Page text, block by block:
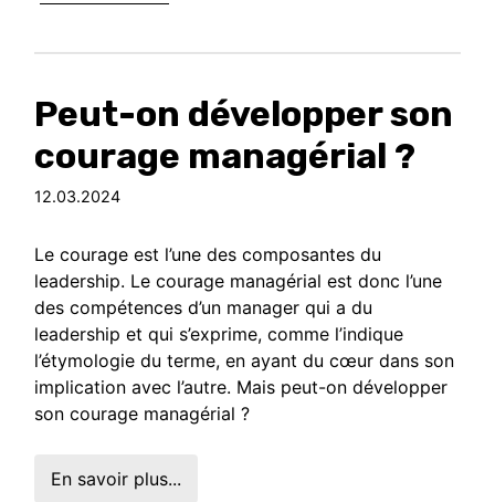
Peut-on développer son
courage managérial ?
12.03.2024
Le courage est l’une des composantes du
leadership. Le courage managérial est donc l’une
des compétences d’un manager qui a du
leadership et qui s’exprime, comme l’indique
l’étymologie du terme, en ayant du cœur dans son
implication avec l’autre. Mais peut-on développer
son courage managérial ?
En savoir plus...